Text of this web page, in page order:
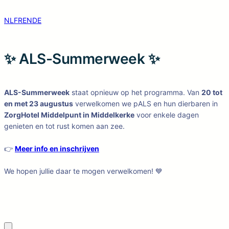
NL FRENDE
✨ ALS-Summerweek ✨
ALS-Summerweek staat opnieuw op het programma. Van 20 tot
en met 23 augustus verwelkomen we pALS en hun dierbaren in
ZorgHotel Middelpunt in Middelkerke voor enkele dagen
genieten en tot rust komen aan zee.
👉 Meer info en inschrijven
We hopen jullie daar te mogen verwelkomen! 💙